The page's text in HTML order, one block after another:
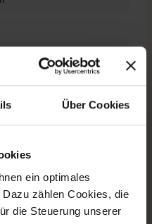
Über Cookies
ein optimales
zählen Cookies, die
die Steuerung unserer
11 Professional
Display
Audio / Mikrofon - 3.5
Combo, 1x Bluetooth,